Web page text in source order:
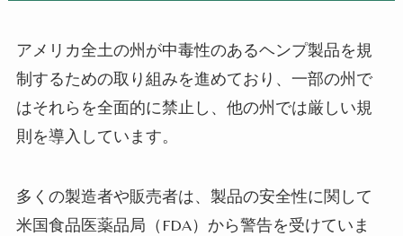
アメリカ全土の州が中毒性のあるヘンプ製品を規
制するための取り組みを進めており、一部の州で
はそれらを全面的に禁止し、他の州では厳しい規
則を導入しています。
多くの製造者や販売者は、製品の安全性に関して
米国食品医薬品局（FDA）から警告を受けていま